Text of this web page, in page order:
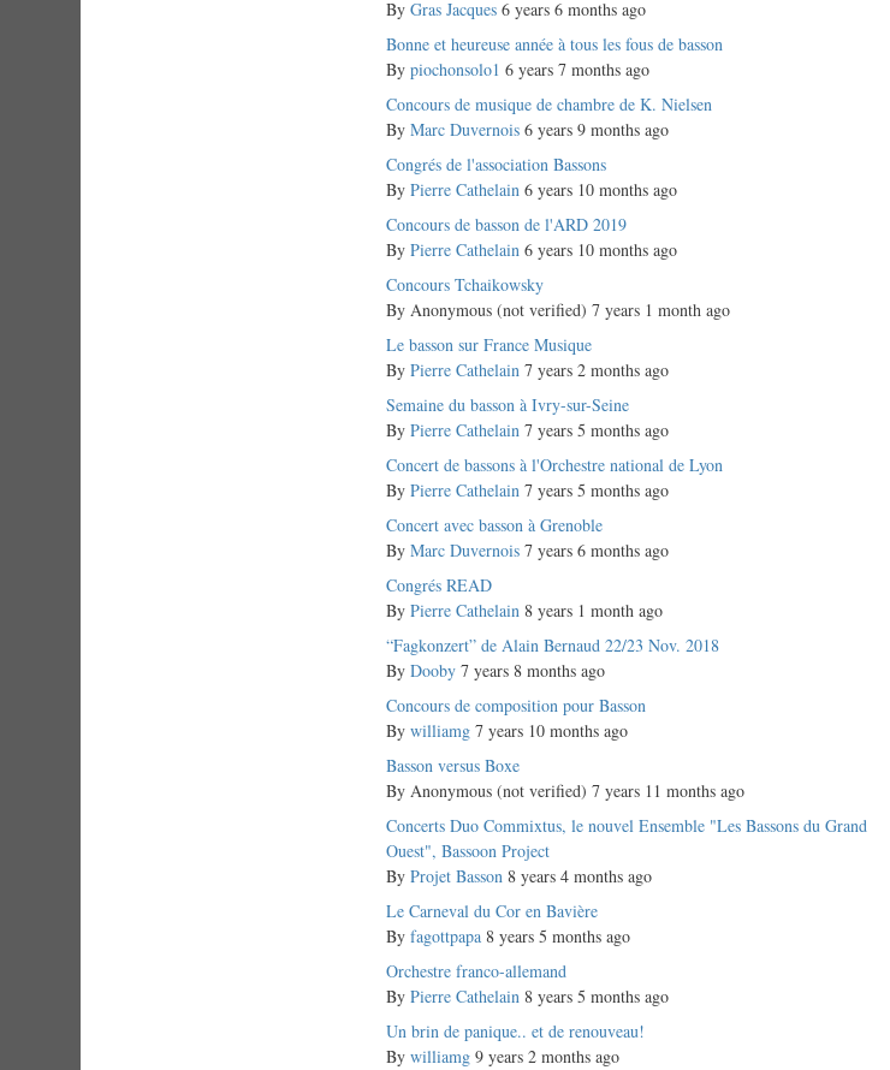
topic
ByGras Jacques 6 years 6 months ago
Normal
topic
Bonne et heureuse année à tous les fous de basson
Bypiochonsolo1 6 years 7 months ago
Normal
topic
Concours de musique de chambre de K. Nielsen
ByMarc Duvernois 6 years 9 months ago
Normal
topic
Congrés de l'association Bassons
ByPierre Cathelain 6 years 10 months ago
Normal
topic
Concours de basson de l'ARD 2019
ByPierre Cathelain 6 years 10 months ago
Normal
topic
Concours Tchaikowsky
ByAnonymous (not verified) 7 years 1 month ago
Normal
topic
Le basson sur France Musique
ByPierre Cathelain 7 years 2 months ago
Normal
topic
Semaine du basson à Ivry-sur-Seine
ByPierre Cathelain 7 years 5 months ago
Normal
topic
Concert de bassons à l'Orchestre national de Lyon
ByPierre Cathelain 7 years 5 months ago
Normal
topic
Concert avec basson à Grenoble
ByMarc Duvernois 7 years 6 months ago
Normal
topic
Congrés READ
ByPierre Cathelain 8 years 1 month ago
Normal
topic
“Fagkonzert” de Alain Bernaud 22/23 Nov. 2018
ByDooby 7 years 8 months ago
Normal
topic
Concours de composition pour Basson
Bywilliamg 7 years 10 months ago
Normal
topic
Basson versus Boxe
ByAnonymous (not verified) 7 years 11 months ago
Normal
topic
Concerts Duo Commixtus, le nouvel Ensemble "Les Bassons du Grand
Ouest", Bassoon Project
ByProjet Basson 8 years 4 months ago
Normal
topic
Le Carneval du Cor en Bavière
Byfagottpapa 8 years 5 months ago
Normal
topic
Orchestre franco-allemand
ByPierre Cathelain 8 years 5 months ago
Normal
topic
Un brin de panique.. et de renouveau!
Bywilliamg 9 years 2 months ago